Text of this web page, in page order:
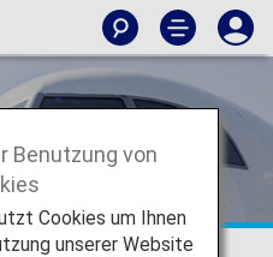
(SK)
Benutzung von
Cookies um Ihnen
unserer Website